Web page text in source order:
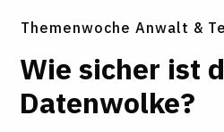
Themenwoche Anwalt &
Wie sicher ist
Datenwolke?